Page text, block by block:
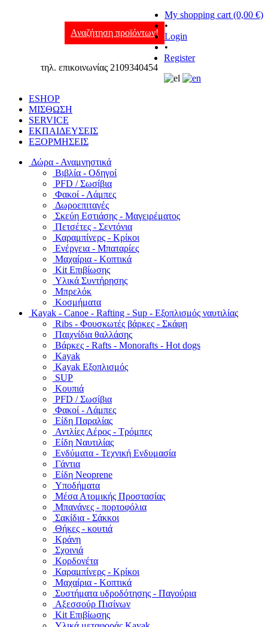
Αναζήτηση προϊόντων!
τηλ. επικοινωνίας 2109340454
My shopping cart (0,00 €)
•
Login
•
Register
ESHOP
ΜΙΣΘΩΣΗ
SERVICE
ΕΚΠΑΙΔΕΥΣΕΙΣ
ΕΞΟΡΜΗΣΕΙΣ
Δώρα - Αναμνηστικά
Βιβλία - Οδηγοί
PFD / Σωσίβια
Φακοί - Λάμπες
Δωροεπιταγές
Σκεύη Εστιάσης - Μαγειρέματος
Πετσέτες - Σεντόνια
Καραμπίνερς - Κρίκοι
Ενέργεια - Μπαταρίες
Μαχαίρια - Κοπτικά
Kit Επιβίωσης
Υλικά Συντήρησης
Μπρελόκ
Κοσμήματα
Kayak - Canoe - Rafting - Sup - Εξοπλισμός ναυτιλίας
Ribs - Φουσκωτές βάρκες - Σκάφη
Παιχνίδια θαλλάσης
Βάρκες - Rafts - Monorafts - Hot dogs
Kayak
Kayak Εξοπλισμός
SUP
Κουπιά
PFD / Σωσίβια
Φακοί - Λάμπες
Είδη Παραλίας
Αντλίες Αέρος - Τρόμπες
Είδη Ναυτιλίας
Ενδύματα - Τεχνική Ενδυμασία
Γάντια
Είδη Neoprene
Υποδήματα
Μέσα Ατομικής Προστασίας
Μπανάνες - πορτοφόλια
Σακίδια - Σάκκοι
Θήκες - κουτιά
Κράνη
Σχοινιά
Κορδονέτα
Καραμπίνερς - Κρίκοι
Μαχαίρια - Κοπτικά
Συστήματα υδροδότησης - Παγούρια
Αξεσσούρ Πισίνων
Kit Επιβίωσης